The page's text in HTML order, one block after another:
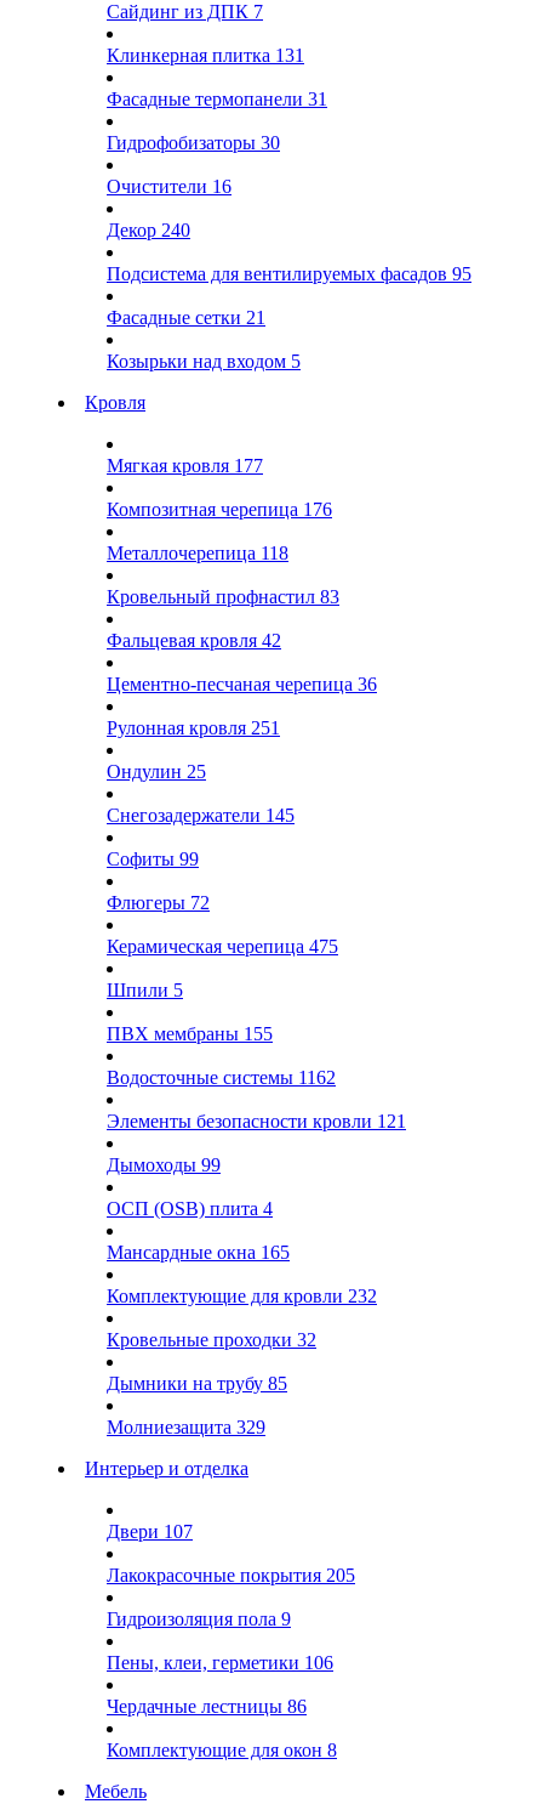
Сайдинг из ДПК 7
Клинкерная плитка 131
Фасадные термопанели 31
Гидрофобизаторы 30
Очистители 16
Декор 240
Подсистема для вентилируемых фасадов 95
Фасадные сетки 21
Козырьки над входом 5
Кровля
Мягкая кровля 177
Композитная черепица 176
Металлочерепица 118
Кровельный профнастил 83
Фальцевая кровля 42
Цементно-песчаная черепица 36
Рулонная кровля 251
Ондулин 25
Снегозадержатели 145
Софиты 99
Флюгеры 72
Керамическая черепица 475
Шпили 5
ПВХ мембраны 155
Водосточные системы 1162
Элементы безопасности кровли 121
Дымоходы 99
ОСП (OSB) плита 4
Мансардные окна 165
Комплектующие для кровли 232
Кровельные проходки 32
Дымники на трубу 85
Молниезащита 329
Интерьер и отделка
Двери 107
Лакокрасочные покрытия 205
Гидроизоляция пола 9
Пены, клеи, герметики 106
Чердачные лестницы 86
Комплектующие для окон 8
Мебель